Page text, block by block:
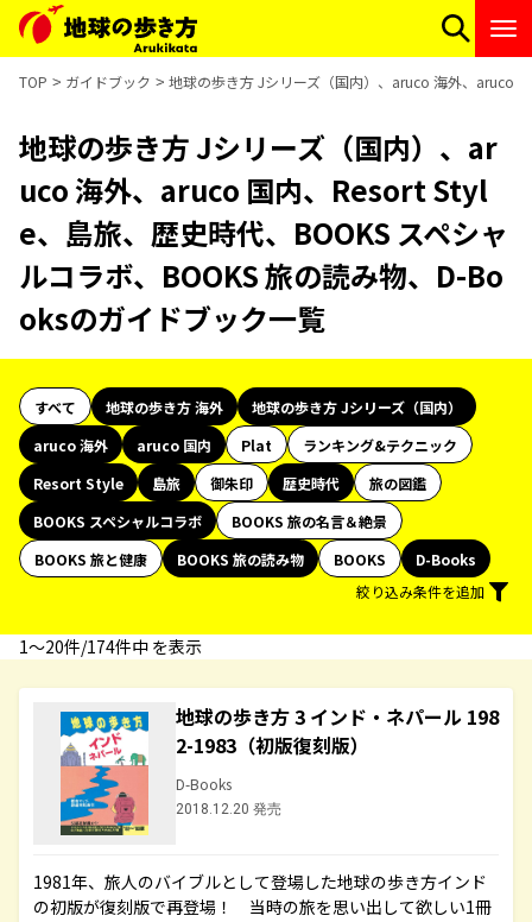
TOP ガイドブック 地球の歩き方 Jシリーズ（国内）、aruco 海外、aruco
地球の歩き方 Jシリーズ（国内）、ar
uco 海外、aruco 国内、Resort Styl
e、島旅、歴史時代、BOOKS スペシャ
ルコラボ、BOOKS 旅の読み物、D-Bo
oksのガイドブック一覧
すべて 地球の歩き方 海外
地球の歩き方 Jシリーズ（国内）
aruco 海外
aruco 国内 Plat
ランキング&テクニック
Resort Style
島旅 御朱印 歴史時代
旅の図鑑
BOOKS スペシャルコラボ
BOOKS 旅の名言＆絶景
BOOKS 旅と健康
BOOKS 旅の読み物 BOOKS
D-Books
絞り込み条件を追加
1〜20件/174件中 を表示
地球の歩き方 3 インド・ネパール 198
2-1983（初版復刻版）
D-Books
2018.12.20 発売
1981年、旅人のバイブルとして登場した地球の歩き方インド
の初版が復刻版で再登場！ 当時の旅を思い出して欲しい1冊